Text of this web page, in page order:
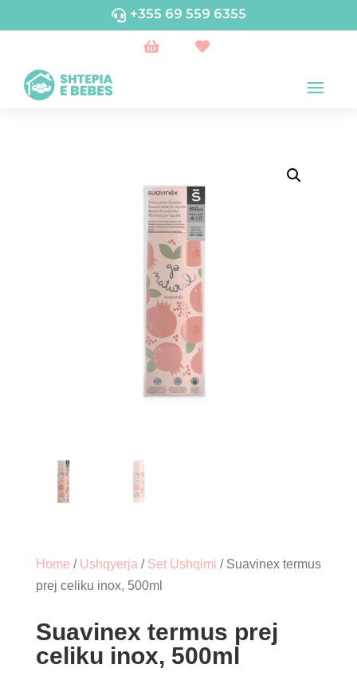
 +355 69 559 6355
 
Home / Ushqyerja / Set Ushqimi / Suavinex termus
prej celiku inox, 500ml
Suavinex termus prej
celiku inox, 500ml